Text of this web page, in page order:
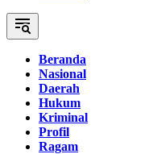
Beranda
Nasional
Daerah
Hukum
Kriminal
Profil
Ragam